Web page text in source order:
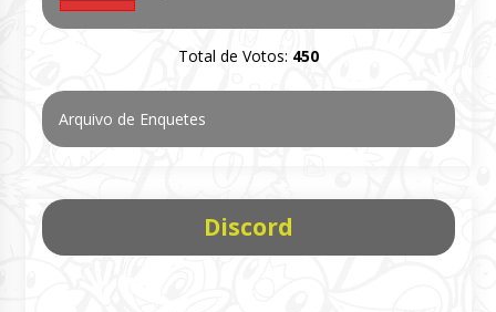
Total de Votos: 450
Arquivo de Enquetes
Discord